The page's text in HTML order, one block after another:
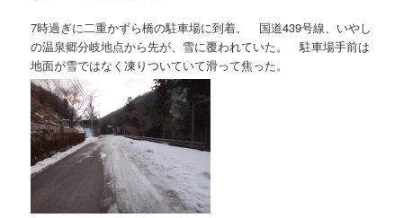
7時過ぎに二重かずら橋の駐車場に到着。 国道439号線、いやし
の温泉郷分岐地点から先が、雪に覆われていた。 駐車場手前は
地面が雪ではなく凍りついていて滑って焦った。